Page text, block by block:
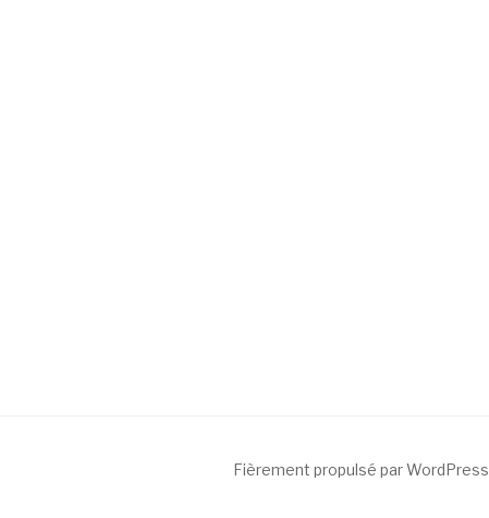
Fièrement propulsé par WordPress